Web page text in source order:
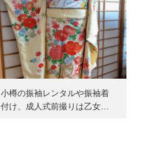
小樽の振袖レンタルや振袖着
付け、成人式前撮りは乙女…